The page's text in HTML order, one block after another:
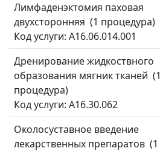
Лимфаденэктомия паховая
двухсторонняя (1 процедура)
Код услуги: A16.06.014.001
Дренирование жидкоствного
образования мягник тканей (1
процедура)
Код услуги: А16.30.062
Околосуставное введение
лекарственных препаратов (1